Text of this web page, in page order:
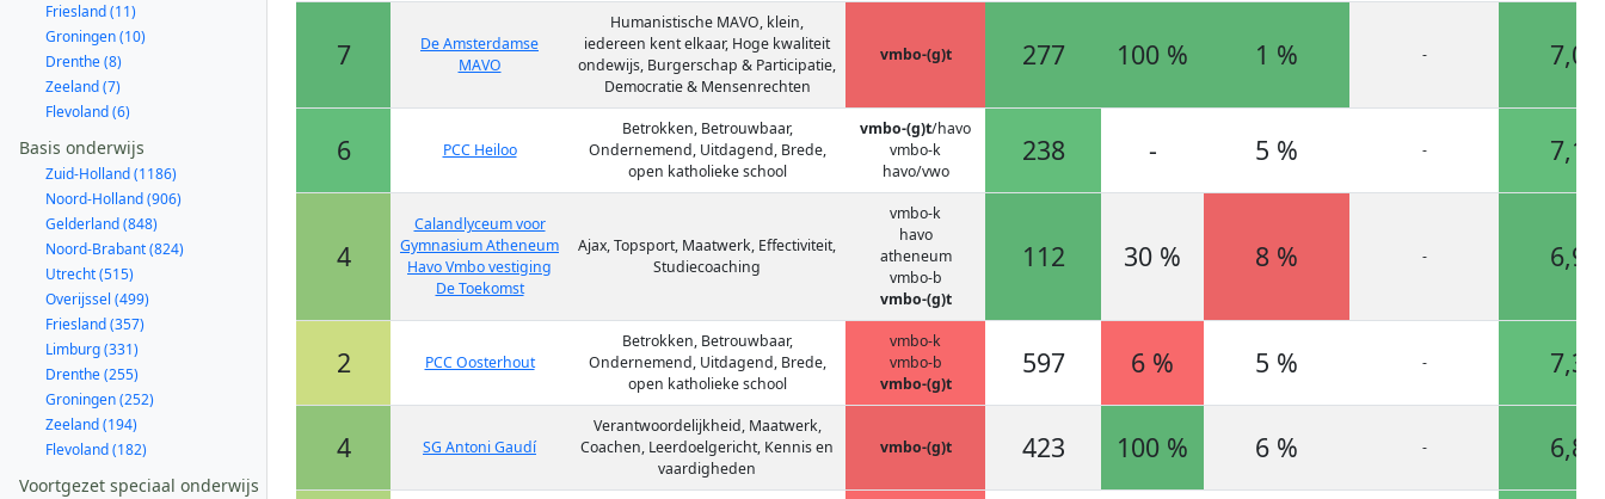
Friesland (11)
Groningen (10)
Drenthe (8)
Zeeland (7)
Flevoland (6)
Basis onderwijs
Zuid-Holland (1186)
Noord-Holland (906)
Gelderland (848)
Noord-Brabant (824)
Utrecht (515)
Overijssel (499)
Friesland (357)
Limburg (331)
Drenthe (255)
Groningen (252)
Zeeland (194)
Flevoland (182)
Voortgezet speciaal onderwijs
7
De Amsterdamse
MAVO
Humanistische MAVO, klein,
iedereen kent elkaar, Hoge kwaliteit
ondewijs, Burgerschap & Participatie,
Democratie & Mensenrechten
vmbo-(g)t 277 100 % 1 % - 7,0
6 PCC Heiloo
Betrokken, Betrouwbaar,
Ondernemend, Uitdagend, Brede,
open katholieke school
vmbo-(g)t/havo
vmbo-k
havo/vwo
238 - 5 % - 7,1
4
Calandlyceum voor
Gymnasium Atheneum
Havo Vmbo vestiging
De Toekomst
Ajax, Topsport, Maatwerk, Effectiviteit,
Studiecoaching
vmbo-k
havo
atheneum
vmbo-b
vmbo-(g)t
112 30 % 8 % - 6,9
2 PCC Oosterhout
Betrokken, Betrouwbaar,
Ondernemend, Uitdagend, Brede,
open katholieke school
vmbo-k
vmbo-b
vmbo-(g)t
597 6 % 5 % - 7,3
4 SG Antoni Gaudí
Verantwoordelijkheid, Maatwerk,
Coachen, Leerdoelgericht, Kennis en
vaardigheden
vmbo-(g)t 423 100 % 6 % - 6,8